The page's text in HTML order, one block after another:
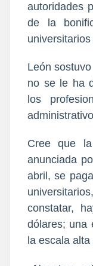
autoridades
de la
León
no se le ha
los
Cree que
anunciada
abril, se
constatar,
dólares; una
la escala